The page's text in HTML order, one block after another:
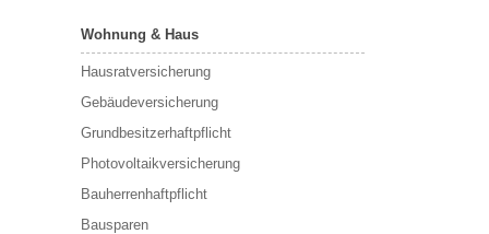
Wohnung & Haus
Hausratversicherung
Gebäudeversicherung
Grundbesitzerhaftpflicht
Photovoltaikversicherung
Bauherrenhaftpflicht
Bausparen